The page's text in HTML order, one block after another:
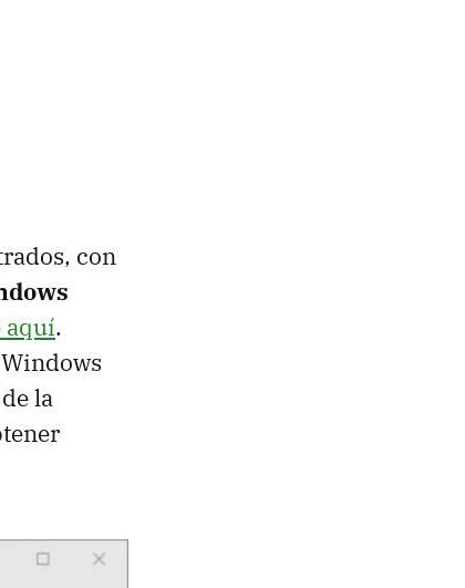
con
aquí.
la